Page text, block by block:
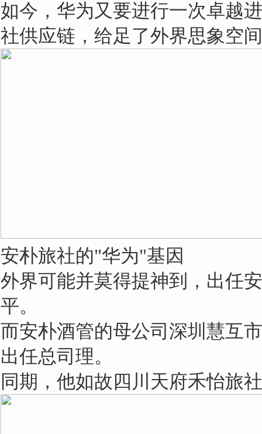
如今，华为又要进行一次卓越
社供应链，给足了外界思象空
安朴旅社的"华为"基因
外界可能并莫得提神到，出任
平。
而安朴酒管的母公司深圳慧互
出任总司理。
同期，他如故四川天府禾怡旅